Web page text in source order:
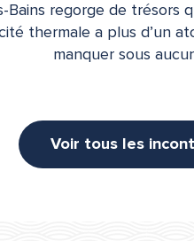
regorge de trésors
thermale a plus d’un
manquer sous
Voir tous les